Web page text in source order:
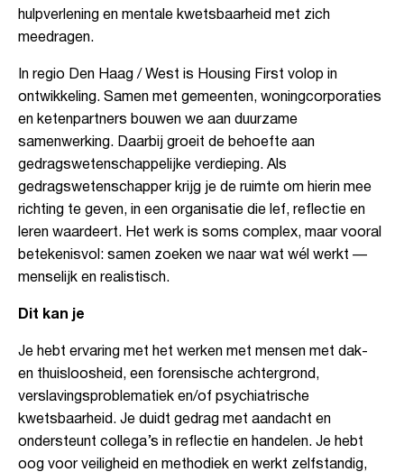
hulpverlening en mentale kwetsbaarheid met zich
meedragen.
In regio Den Haag / West is Housing First volop in
ontwikkeling. Samen met gemeenten, woningcorporaties
en ketenpartners bouwen we aan duurzame
samenwerking. Daarbij groeit de behoefte aan
gedragswetenschappelijke verdieping. Als
gedragswetenschapper krijg je de ruimte om hierin mee
richting te geven, in een organisatie die lef, reflectie en
leren waardeert. Het werk is soms complex, maar vooral
betekenisvol: samen zoeken we naar wat wél werkt —
menselijk en realistisch.
Dit kan je
Je hebt ervaring met het werken met mensen met dak-
en thuisloosheid, een forensische achtergrond,
verslavingsproblematiek en/of psychiatrische
kwetsbaarheid. Je duidt gedrag met aandacht en
ondersteunt collega’s in reflectie en handelen. Je hebt
oog voor veiligheid en methodiek en werkt zelfstandig,